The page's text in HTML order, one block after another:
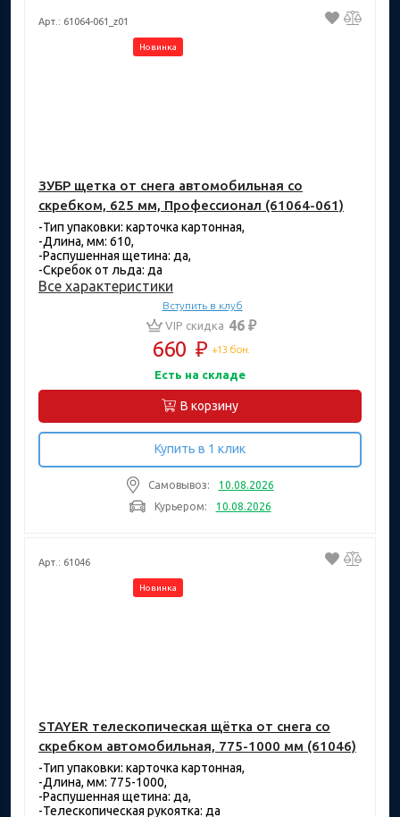
Арт.: 61064-061_z01
Новинка
ЗУБР щетка от снега автомобильная со
скребком, 625 мм, Профессионал (61064-061)
-Тип упаковки: карточка картонная,
-Длина, мм: 610,
-Распушенная щетина: да,
-Скребок от льда: да
Все характеристики
Вступить в клуб
VIP скидка 46 ₽
660 ₽ +13 бон.
Есть на складе
В корзину
Купить в 1 клик
Самовывоз:
10.08.2026
Курьером:
10.08.2026
Арт.: 61046
Новинка
STAYER телескопическая щётка от снега со
скребком автомобильная, 775-1000 мм (61046)
-Тип упаковки: карточка картонная,
-Длина, мм: 775-1000,
-Распушенная щетина: да,
-Телескопическая рукоятка: да